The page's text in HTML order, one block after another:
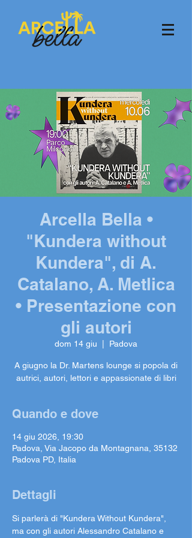
Arcella Bella •
"Kundera without
Kundera", di A.
Catalano, A. Metlica
• Presentazione con
gli autori
dom 14 giu Padova
A giugno la Dr. Martens lounge si popola di
autrici, autori, lettori e appassionate di libri
Quando e dove
14 giu 2026, 19:30
Padova, Via Jacopo da Montagnana, 35132
Padova PD, Italia
Dettagli
Si parlerà di "Kundera Without Kundera",
ma con gli autori Alessandro Catalano e